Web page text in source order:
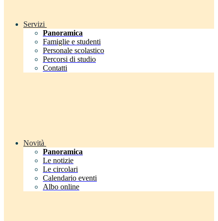
Servizi
Panoramica
Famiglie e studenti
Personale scolastico
Percorsi di studio
Contatti
Novità
Panoramica
Le notizie
Le circolari
Calendario eventi
Albo online